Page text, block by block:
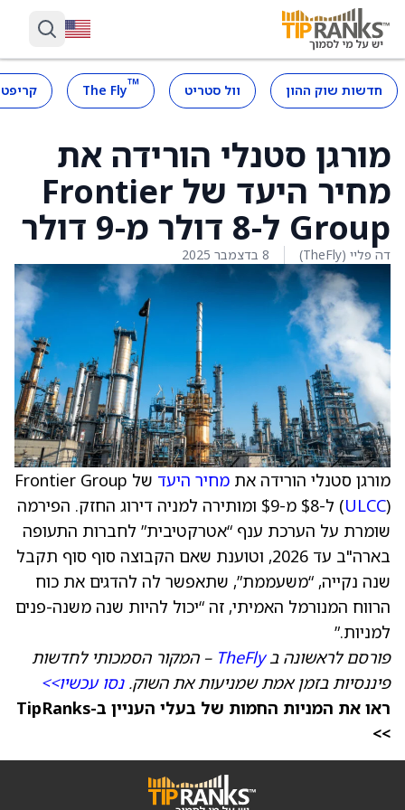
חדשות שוק ההון וול סטריט ™
The Fly
מורגן סטנלי הורידה את
מחיר היעד של Frontier
Group ל-8 דולר מ-9 דולר
דה פליי (TheFly) 8 בדצמבר 2025
מורגן סטנלי הורידה את מחיר היעד
של Frontier Group
(ULCC
) ל-$8 מ-$9 ומותירה למניה דירוג החזק. הפירמה
שומרת על הערכת ענף “אטרקטיבית” לחברות התעופה
בארה"ב עד 2026, וטוענת שאם הקבוצה סוף סוף תקבל
שנה נקייה, “משעממת”, שתאפשר לה להדגים את כוח
הרווח המנורמל האמיתי, זה “יכול להיות שנה משנה-פנים
למניות.”
פורסם לראשונה בTheFly – המקור הסמכותי לחדשות
פיננסיות בזמן אמת שמניעות את השוק.נסו עכשיו>>
ראו את המניות החמות של בעלי העניין ב-TipRanks
>>